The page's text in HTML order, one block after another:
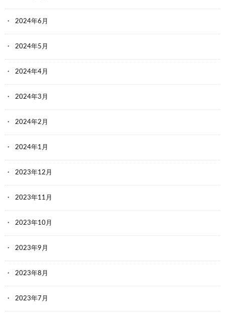
2024年6月
2024年5月
2024年4月
2024年3月
2024年2月
2024年1月
2023年12月
2023年11月
2023年10月
2023年9月
2023年8月
2023年7月